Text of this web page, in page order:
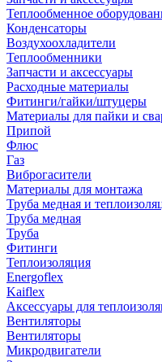
Теплообменное
Конденсаторы
Воздухоохладители
Теплообменники
Запчасти и аксессуары
Расходные материалы
Фитинги/гайки/штуцеры
Материалы для пайки и
Припой
Флюс
Газ
Виброгасители
Материалы для монтажа
Труба медная и
Труба медная
Труба
Фитинги
Теплоизоляция
Energoflex
Kaiflex
Аксессуары для
Вентиляторы
Вентиляторы
Микродвигатели